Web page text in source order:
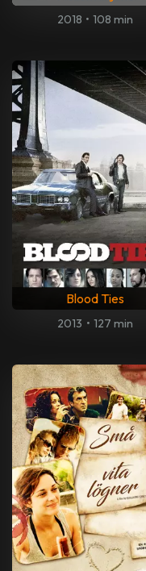
2018 • 108 min
Blood Ties
2013 • 127 min